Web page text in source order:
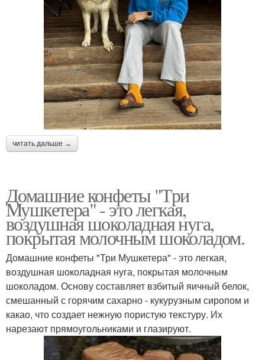
читать дальше →
Домашние конфеты "Три
Мушкетера" - это легкая,
воздушная шоколадная нуга,
покрытая молочным шоколадом.
Домашние конфеты "Три Мушкетера" - это легкая,
воздушная шоколадная нуга, покрытая молочным
шоколадом. Основу составляет взбитый яичный белок,
смешанный с горячим сахарно - кукурузным сиропом и
какао, что создает нежную пористую текстуру. Их
нарезают прямоугольниками и глазируют.